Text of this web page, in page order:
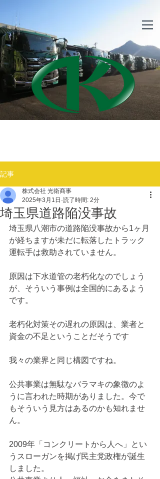
記事
埼玉県道路陥没事故
株式会社 光衛商事
2025年3月1日 読了時間: 2分
埼玉県八潮市の道路陥没事故から1ヶ月
が経ちますが未だに転落したトラック
運転手は救助されていません。
原因は下水道管の老朽化なのでしょう
が、そういう事例は全国的にあるよう
です。
老朽化対策その遅れの原因は、業者と
資金の不足ということだそうです
我々の業界と同じ構図ですね。
公共事業は無駄なバラマキの象徴のよ
うに言われた時期がありました。今で
もそういう見方はあるのかも知れませ
ん。
2009年「コンクリートから人へ」とい
うスローガンを掲げ民主党政権が誕生
しました。